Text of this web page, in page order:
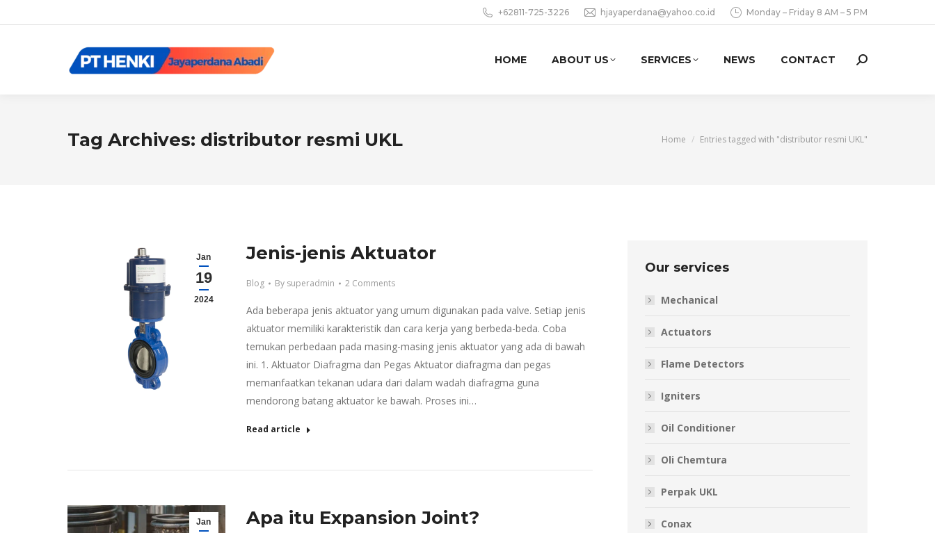
+62811-725-3226 hjayaperdana@yahoo.co.id Monday – Friday 8 AM – 5 PM
HOME ABOUT US SERVICES NEWS CONTACT Search:
Tag Archives: distributor resmi UKL You are here:
Home Entries tagged with "distributor resmi UKL"
Jan
19
2024
Jenis-jenis Aktuator
Blog By superadmin 2 Comments
Ada beberapa jenis aktuator yang umum digunakan pada valve. Setiap jenis
aktuator memiliki karakteristik dan cara kerja yang berbeda-beda. Coba
temukan perbedaan pada masing-masing jenis aktuator yang ada di bawah
ini. 1. Aktuator Diafragma dan Pegas Aktuator diafragma dan pegas
memanfaatkan tekanan udara dari dalam wadah diafragma guna
mendorong batang aktuator ke bawah. Proses ini…
Read article
Jan Apa itu Expansion Joint?
Our services
Mechanical
Actuators
Flame Detectors
Igniters
Oil Conditioner
Oli Chemtura
Perpak UKL
Conax